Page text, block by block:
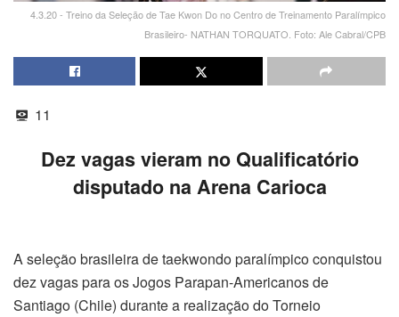
4.3.20 - Treino da Seleção de Tae Kwon Do no Centro de Treinamento Paralímpico
Brasileiro- NATHAN TORQUATO. Foto: Ale Cabral/CPB
11
Dez vagas vieram no Qualificatório
disputado na Arena Carioca
A seleção brasileira de taekwondo paralímpico conquistou
dez vagas para os Jogos Parapan-Americanos de
Santiago (Chile) durante a realização do Torneio